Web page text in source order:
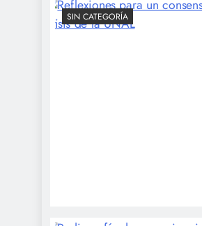
SIN CATEGORÍA